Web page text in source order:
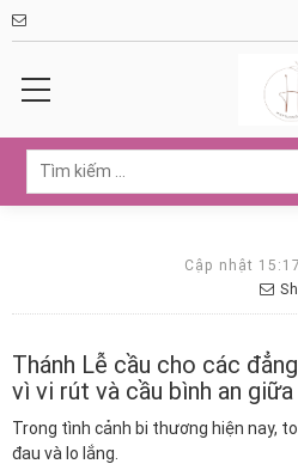
Cập nhật
Thánh Lễ cầu cho các
vì vi rút và cầu bình an
Trong tình cảnh bi thương hiện nay,
đau và lo lắng.